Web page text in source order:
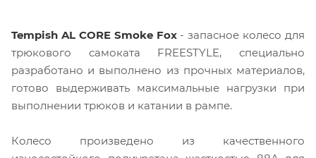
Tempish AL CORE Smoke Fox- запасное колесо для
трюкового самоката FREESTYLE, специально
разработано и выполнено из прочных материалов,
готово выдерживать максимальные нагрузки при
выполнении трюков и катании в рампе.
Колесо произведено из качественного